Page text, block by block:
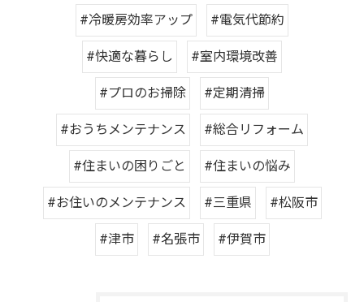
#冷暖房効率アップ #電気代節約
#快適な暮らし #室内環境改善
#プロのお掃除 #定期清掃
#おうちメンテナンス #総合リフォーム
#住まいの困りごと #住まいの悩み
#お住いのメンテナンス #三重県 #松阪市
#津市 #名張市 #伊賀市